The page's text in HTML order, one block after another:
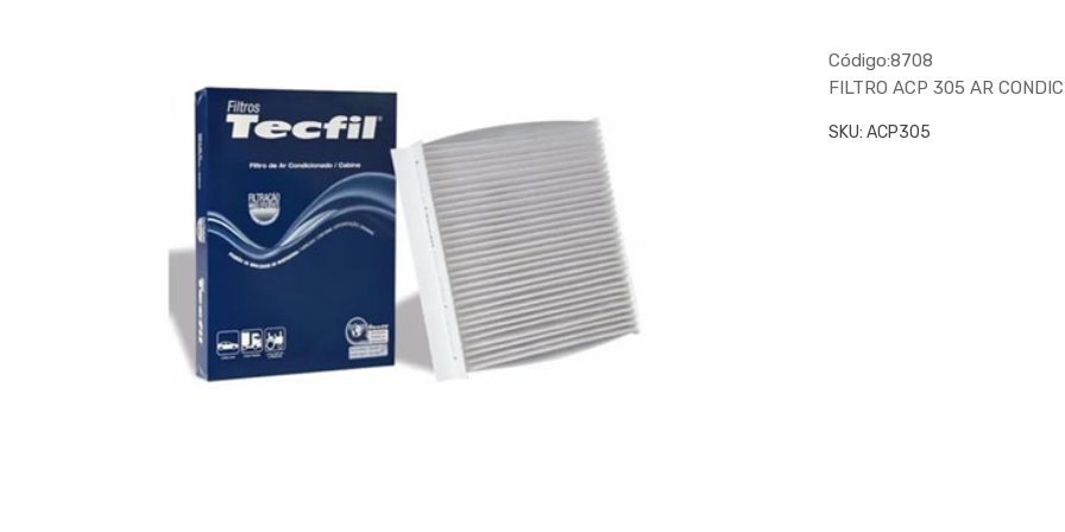
Código:8708
FILTRO ACP 305 AR
SKU:ACP305